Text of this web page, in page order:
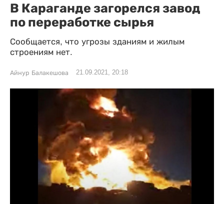
В Караганде загорелся завод
по переработке сырья
Сообщается, что угрозы зданиям и жилым
строениям нет.
Айнур Балакешова 21.09.2021, 20:18